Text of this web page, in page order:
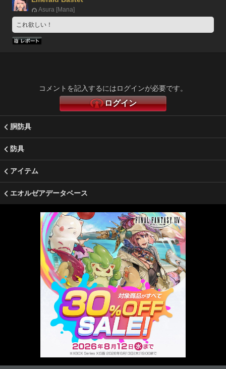
Asura [Mana]
これ欲しい！
コメントを記入するにはログインが必要です。
ログイン
胴防具
防具
アイテム
エオルゼアデータベース